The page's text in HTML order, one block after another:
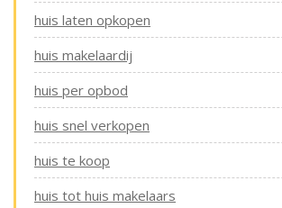
huis laten opkopen
huis makelaardij
huis per opbod
huis snel verkopen
huis te koop
huis tot huis makelaars